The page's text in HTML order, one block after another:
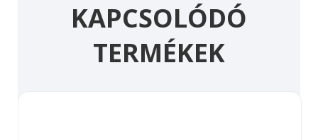
KAPCSOLÓDÓ
TERMÉKEK